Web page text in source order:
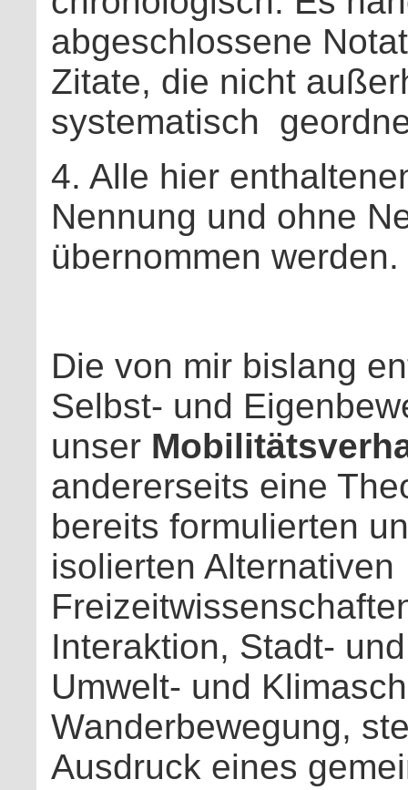
abgeschlossene
Zitate, die nicht
systematisch
4. Alle hier
Nennung und ohne
übernommen werden.
Die von mir bislang
Selbst- und
unser
andererseits eine
bereits formulierten
isolierten Alternativen
Interaktion, Stadt-
Umwelt- und
Wanderbewegung,
Ausdruck eines